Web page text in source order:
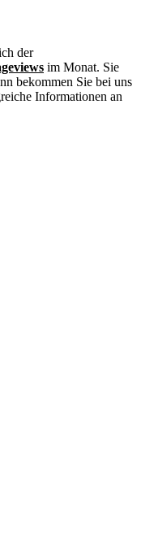
der
im Monat. Sie
bekommen Sie bei uns
Informationen an